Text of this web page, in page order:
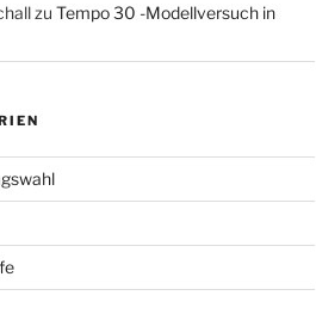
zu Tempo 30 -Modellversuch in